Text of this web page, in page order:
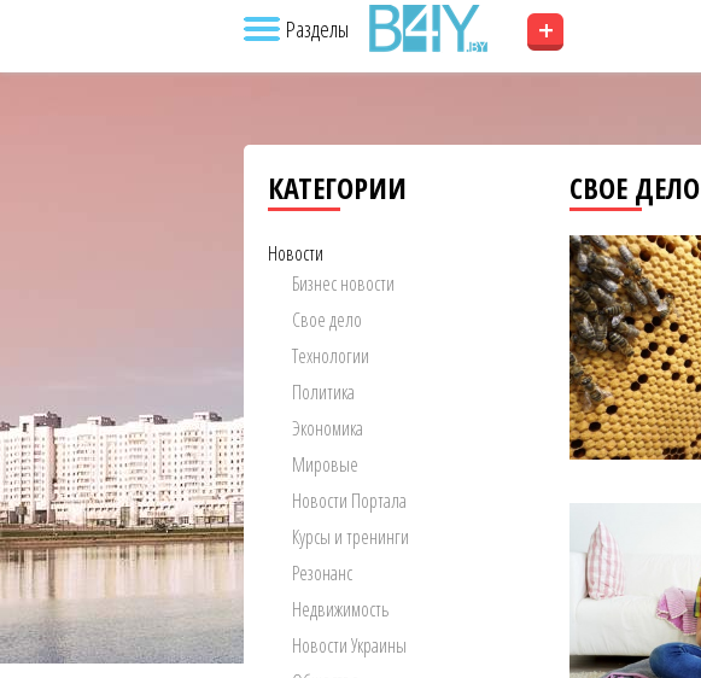
Разделы +
КАТЕГОРИИ
Новости
Бизнес новости
Свое дело
Технологии
Политика
Экономика
Мировые
Новости Портала
Курсы и тренинги
Резонанс
Недвижимость
Новости Украины
СВОЕ ДЕЛО